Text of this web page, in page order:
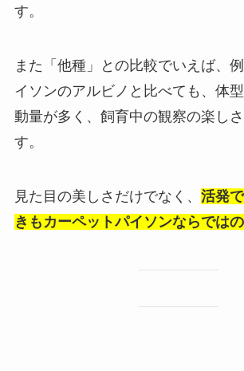
す。
また「他種」との比較でいえば、
イソンのアルビノと比べても、体
動量が多く、飼育中の観察の楽し
す。
見た目の美しさだけでなく、 活発
きもカーペットパイソンならでは